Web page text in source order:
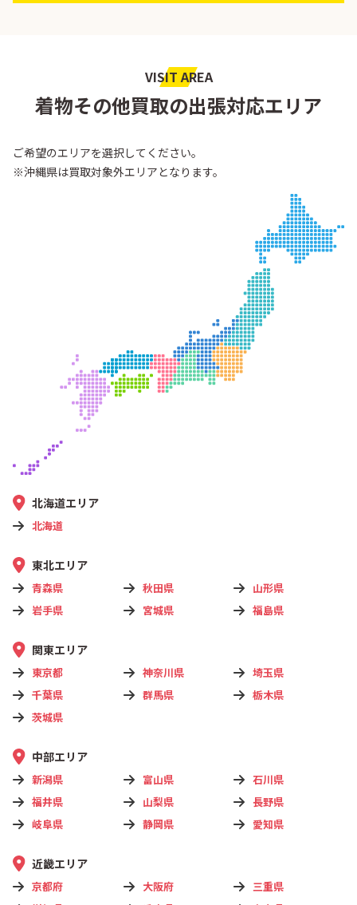
VISIT AREA
着物その他買取の出張対応エリア
ご希望のエリアを選択してください。
※沖縄県は買取対象外エリアとなります。
北海道エリア
北海道
東北エリア
青森県 秋田県
山形県
岩手県
宮城県 福島県
関東エリア
東京都 神奈川県
埼玉県
千葉県
群馬県
栃木県
茨城県
中部エリア
新潟県 富山県
石川県
福井県
山梨県
長野県
岐阜県
静岡県 愛知県
近畿エリア
京都府 大阪府
三重県